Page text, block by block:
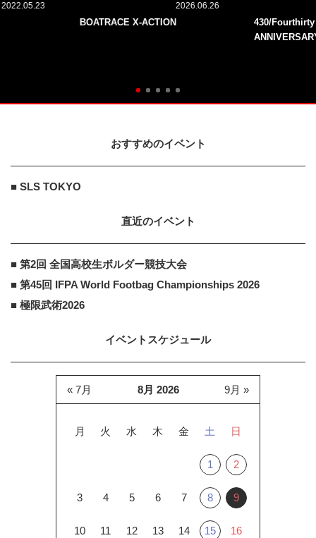
2022.05.23 2026.06.26
BOATRACE X-ACTION
430/
おすすめのイベント
■ SLS TOKYO
直近のイベント
■ 第2回 全国高校生ボルダー競技大会
■ 第45回 IFPA World Footbag Championships 2026
■ 極限武術2026
イベントスケジュール
8月 2026
月 火 水 木 金 土 日
1 2
3 4 5 6 7 8 9
10 11 12 13 14 15 16
« 7月 9月 »